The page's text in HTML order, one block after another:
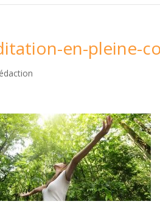
en-pleine-